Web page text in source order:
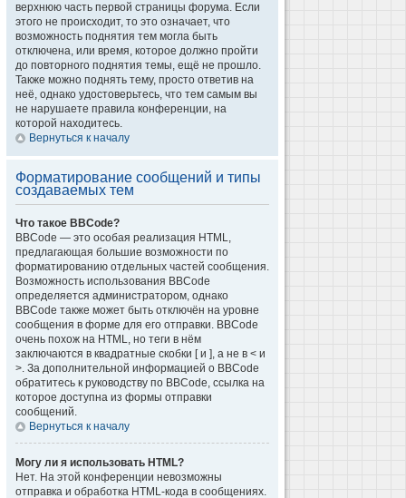
верхнюю часть первой страницы форума. Если
этого не происходит, то это означает, что
возможность поднятия тем могла быть
отключена, или время, которое должно пройти
до повторного поднятия темы, ещё не прошло.
Также можно поднять тему, просто ответив на
неё, однако удостоверьтесь, что тем самым вы
не нарушаете правила конференции, на
которой находитесь.
Вернуться к началу
Форматирование сообщений и типы
создаваемых тем
Что такое BBCode?
BBCode — это особая реализация HTML,
предлагающая большие возможности по
форматированию отдельных частей сообщения.
Возможность использования BBCode
определяется администратором, однако
BBCode также может быть отключён на уровне
сообщения в форме для его отправки. BBCode
очень похож на HTML, но теги в нём
заключаются в квадратные скобки [ и ], а не в < и
>. За дополнительной информацией о BBCode
обратитесь к руководству по BBCode, ссылка на
которое доступна из формы отправки
сообщений.
Вернуться к началу
Могу ли я использовать HTML?
Нет. На этой конференции невозможны
отправка и обработка HTML-кода в сообщениях.